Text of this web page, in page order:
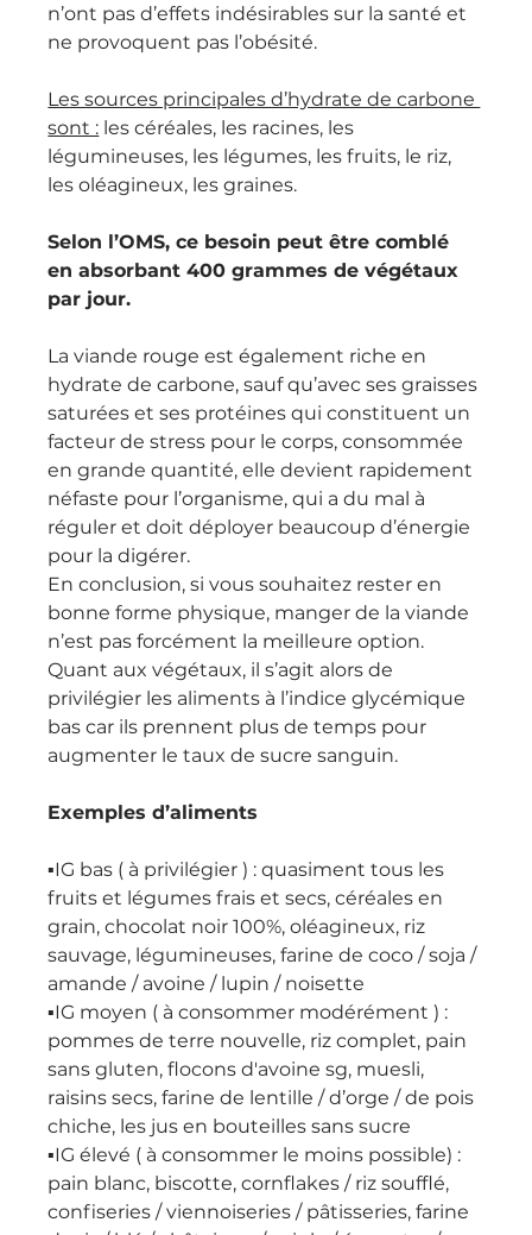
n’ont pas d’effets indésirables sur la santé et
ne provoquent pas l’obésité.
Les sources principales d’hydrate de carbone
sont : les céréales, les racines, les
légumineuses, les légumes, les fruits, le riz,
les oléagineux, les graines.
Selon l’OMS, ce besoin peut être comblé
en absorbant 400 grammes de végétaux
par jour.
La viande rouge est également riche en
hydrate de carbone, sauf qu’avec ses graisses
saturées et ses protéines qui constituent un
facteur de stress pour le corps, consommée
en grande quantité, elle devient rapidement
néfaste pour l’organisme, qui a du mal à
réguler et doit déployer beaucoup d’énergie
pour la digérer.
En conclusion, si vous souhaitez rester en
bonne forme physique, manger de la viande
n’est pas forcément la meilleure option.
Quant aux végétaux, il s’agit alors de
privilégier les aliments à l’indice glycémique
bas car ils prennent plus de temps pour
augmenter le taux de sucre sanguin.
Exemples d’aliments
▪️IG bas ( à privilégier ) : quasiment tous les
fruits et légumes frais et secs, céréales en
grain, chocolat noir 100%, oléagineux, riz
sauvage, légumineuses, farine de coco / soja /
amande / avoine / lupin / noisette
▪️IG moyen ( à consommer modérément ) :
pommes de terre nouvelle, riz complet, pain
sans gluten, flocons d'avoine sg, muesli,
raisins secs, farine de lentille / d’orge / de pois
chiche, les jus en bouteilles sans sucre
▪️IG élevé ( à consommer le moins possible) :
pain blanc, biscotte, cornflakes / riz soufflé,
confiseries / viennoiseries / pâtisseries, farine